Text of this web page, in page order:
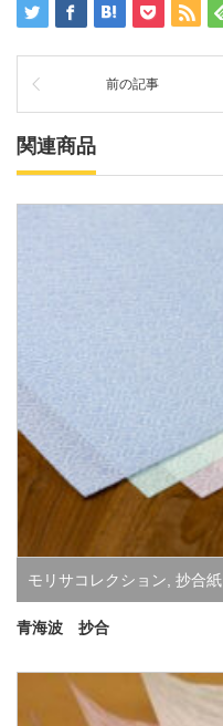
前の記事
関連商品
モリサコレクション, 抄合紙
青海波 抄合